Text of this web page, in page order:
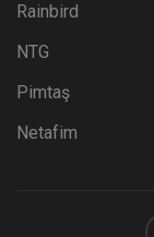
Rainbird
NTG
Pimtaş
Netafim